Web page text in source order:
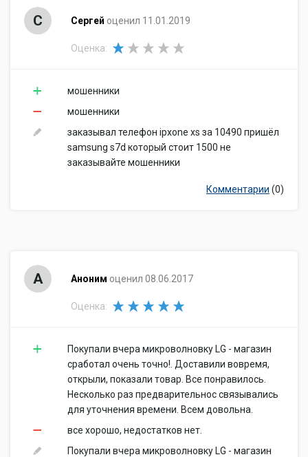
С Сергей оценил 11.01.2019
Оценка:
мошенники
мошенники
заказывал телефон ipxone xs за 10490 пришёл
samsung s7d который стоит 1500 не
заказывайте мошенники
Комментарии (0)
А Аноним оценил 08.06.2017
Оценка:
Покупали вчера микроволновку LG - магазин
сработал очень точно!. Доставили вовремя,
открыли, показали товар. Все понравилось.
Несколько раз предварительнос связывались
для уточнения времени. Всем довольна.
все хорошо, недостатков нет.
Покупали вчера микроволновку LG - магазин